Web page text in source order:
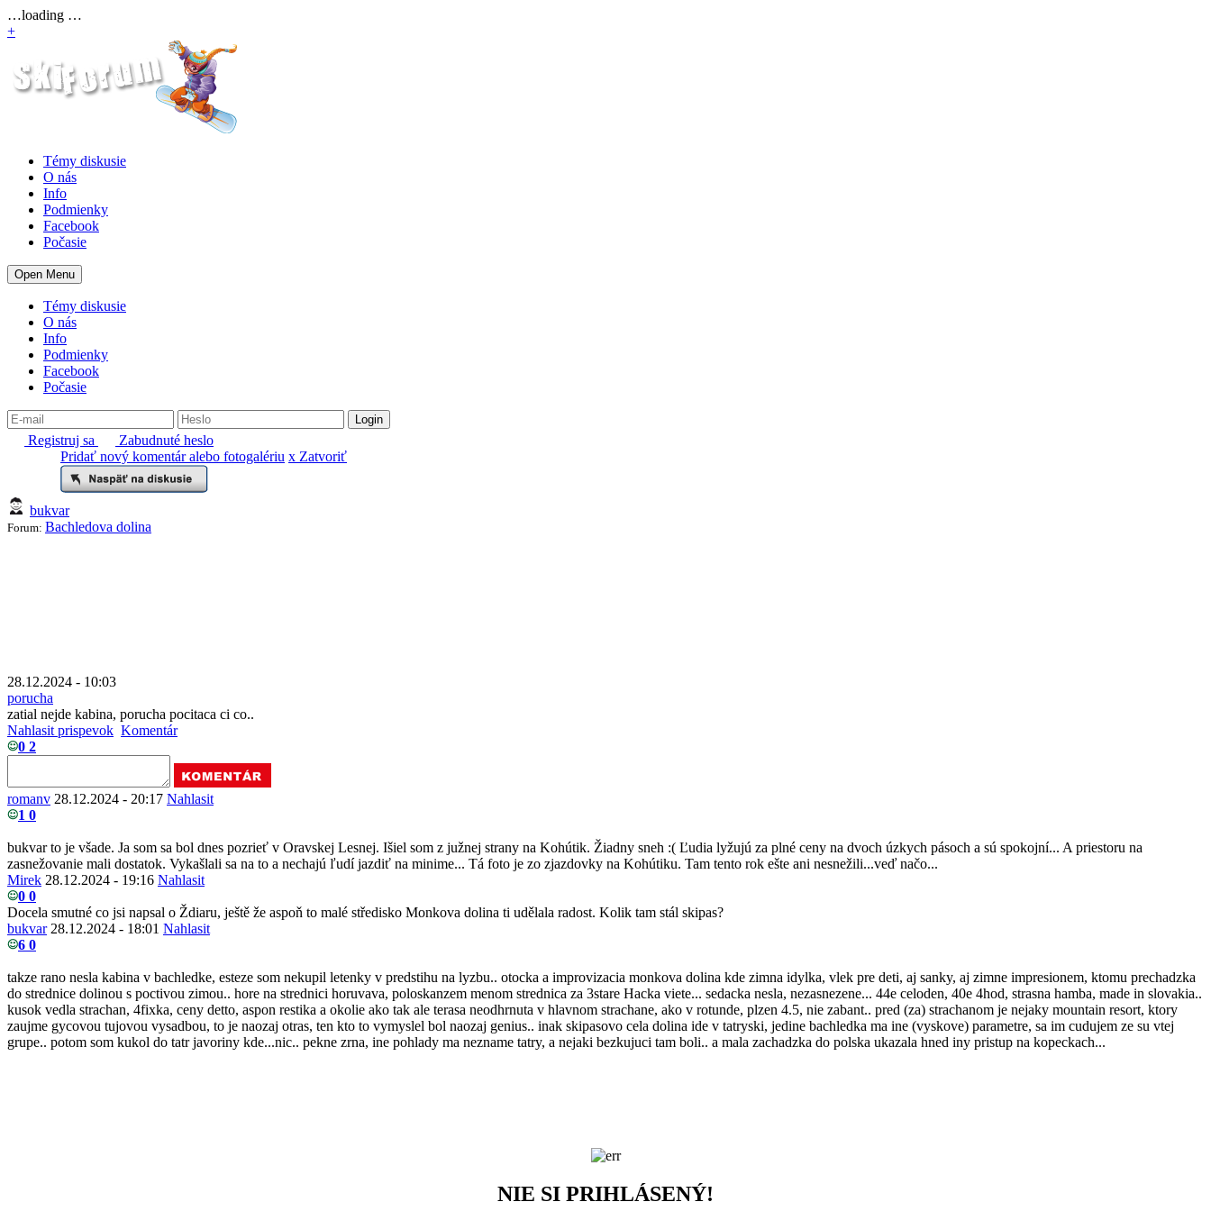
…loading …
+
Témy diskusie
O nás
Info
Podmienky
Facebook
Počasie
Open Menu
Témy diskusie
O nás
Info
Podmienky
Facebook
Počasie
Registruj sa
Zabudnuté heslo
Pridať nový komentár alebo fotogalériu x Zatvoriť
bukvar
Forum: Bachledova dolina
28.12.2024 - 10:03
porucha
zatial nejde kabina, porucha pocitaca ci co..
Nahlasit prispevok Komentár
0 2
romanv 28.12.2024 - 20:17 Nahlasit
1 0
bukvar to je všade. Ja som sa bol dnes pozrieť v Oravskej Lesnej. Išiel som z južnej strany na Kohútik. Žiadny sneh :( Ľudia lyžujú za plné ceny na dvoch úzkych pásoch a sú spokojní... A priestoru na
zasnežovanie mali dostatok. Vykašlali sa na to a nechajú ľudí jazdiť na minime... Tá foto je zo zjazdovky na Kohútiku. Tam tento rok ešte ani nesnežili...veď načo...
Mirek 28.12.2024 - 19:16 Nahlasit
0 0
Docela smutné co jsi napsal o Ždiaru, ještě že aspoň to malé středisko Monkova dolina ti udělala radost. Kolik tam stál skipas?
bukvar 28.12.2024 - 18:01 Nahlasit
6 0
takze rano nesla kabina v bachledke, esteze som nekupil letenky v predstihu na lyzbu.. otocka a improvizacia monkova dolina kde zimna idylka, vlek pre deti, aj sanky, aj zimne impresionem, ktomu prechadzka
do strednice dolinou s poctivou zimou.. hore na strednici horuvava, poloskanzem menom strednica za 3stare Hacka viete... sedacka nesla, nezasnezene... 44e celoden, 40e 4hod, strasna hamba, made in slovakia..
kusok vedla strachan, 4fixka, ceny detto, aspon restika a okolie ako tak ale terasa neodhrnuta v hlavnom strachane, ako v rotunde, plzen 4.5, nie zabant.. pred (za) strachanom je nejaky mountain resort, ktory
zaujme gycovou tujovou vysadbou, to je naozaj otras, ten kto to vymyslel bol naozaj genius.. inak skipasovo cela dolina ide v tatryski, jedine bachledka ma ine (vyskove) parametre, sa im cudujem ze su vtej
grupe.. potom som kukol do tatr javoriny kde...nic.. pekne zrna, ine pohlady ma nezname tatry, a nejaki bezkujuci tam boli.. a mala zachadzka do polska ukazala hned iny pristup na kopeckach...
NIE SI PRIHLÁSENÝ!